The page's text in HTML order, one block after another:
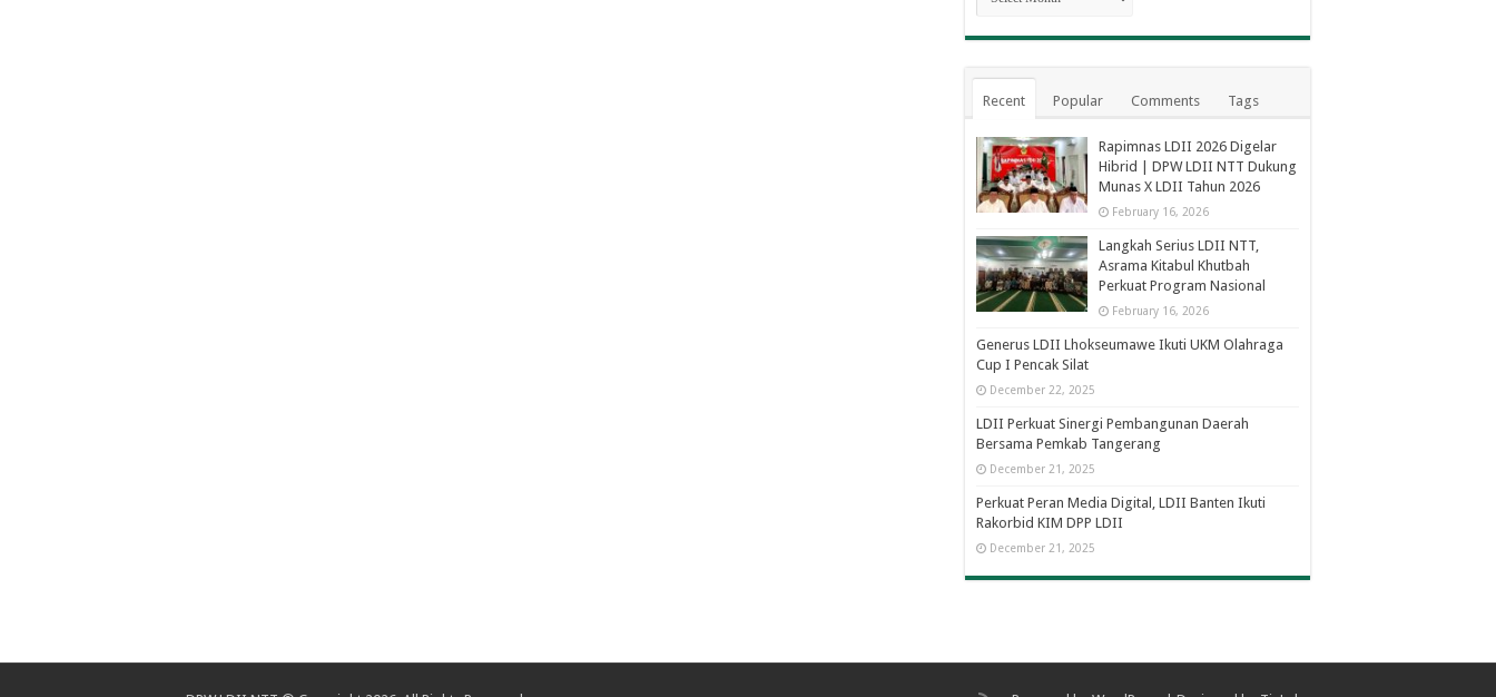
Recent Popular Comments Tags
Rapimnas LDII 2026 Digelar
Hibrid | DPW LDII NTT Dukung
Munas X LDII Tahun 2026
February 16, 2026
Langkah Serius LDII NTT,
Asrama Kitabul Khutbah
Perkuat Program Nasional
February 16, 2026
Generus LDII Lhokseumawe Ikuti UKM Olahraga
Cup I Pencak Silat
December 22, 2025
LDII Perkuat Sinergi Pembangunan Daerah
Bersama Pemkab Tangerang
December 21, 2025
Perkuat Peran Media Digital, LDII Banten Ikuti
Rakorbid KIM DPP LDII
December 21, 2025